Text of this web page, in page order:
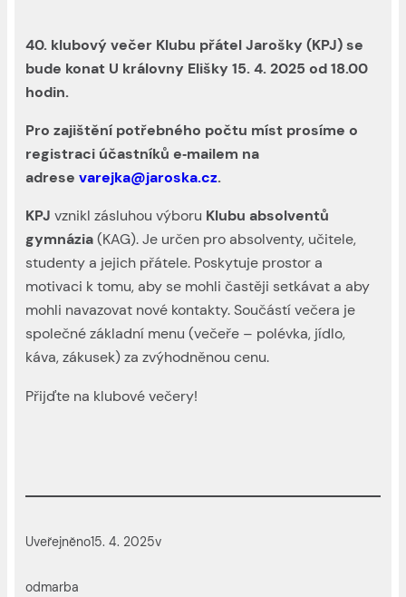
40. klubový večer Klubu přátel Jarošky (KPJ) se
bude konat U královny Elišky 15. 4. 2025 od 18.00
hodin.
Pro zajištění potřebného počtu míst prosíme o
registraci účastníků e‑mailem na
adresevarejka@jaroska.cz.
KPJ vznikl zásluhou výboru Klubu absolventů
gymnázia(KAG). Je určen pro absolventy, učitele,
studenty a jejich přátele. Poskytuje prostor a
motivaci k tomu, aby se mohli častěji setkávat a aby
mohli navazovat nové kontakty. Součástí večera je
společné základní menu (večeře – polévka, jídlo,
káva, zákusek) za zvýhodněnou cenu.
Přijďte na klubové večery!
Uveřejněno15. 4. 2025v
odmarba